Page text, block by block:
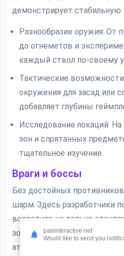
демонстрирует стабильную
Разнообразие оружия: От
до огнеметов и
каждый ствол по-своему
Тактические
окружения для засад или
добавляет глубины
Исследование локаций:
зон и спрятанных
тщательное изучение.
Враги и боссы
Без достойных
шарм. Здесь разработчики
встретите не только
зомби, но и прыгучих
атакой и даже мини-боссов.
paninteractive.net
Would like to send you